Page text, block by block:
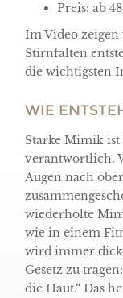
Preis: ab
Im Video
Stirnfalten
die wichtigsten
WIE
Starke Mimik
verantwortlich.
Augen nach
wiederholte
wie in einem
wird immer
Gesetz zu
die Haut.“ Das